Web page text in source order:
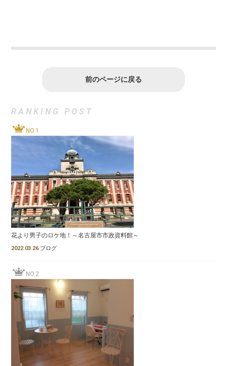
前のページに戻る
RANKING POST
NO.1
花より男子のロケ地！～名古屋市市政資料館～
2022.03.26 ブログ
NO.2